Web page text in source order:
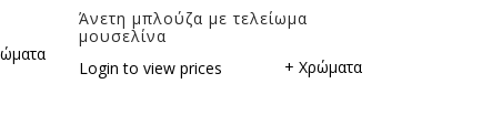
Άνετη μπλούζα με τελείωμα
μουσελίνα
Login to view prices
+ Χρώματα